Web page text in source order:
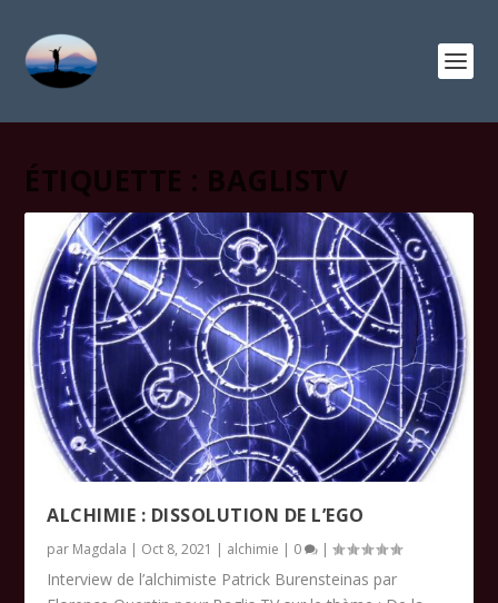
ÉTIQUETTE : BAGLISTV
ALCHIMIE : DISSOLUTION DE L’EGO
par Magdala | Oct 8, 2021 | alchimie | 0 |
Interview de l’alchimiste Patrick Burensteinas par